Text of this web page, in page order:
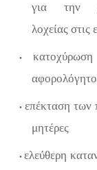
γιατην
λοχείας στις
• κατοχύρωση
αφορολόγητο
•επέκταση των
μητέρες
•ελεύθερη